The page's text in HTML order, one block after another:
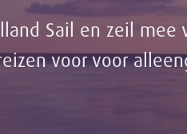
Sail en zeil mee
voor voor